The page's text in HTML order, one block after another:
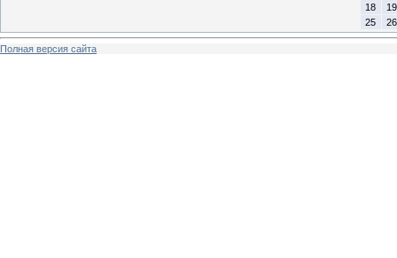
18
19
25
26
Полная версия сайта